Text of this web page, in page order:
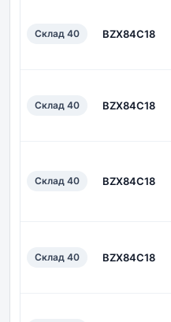
Склад 40 BZX84C18
Склад 40 BZX84C18
Склад 40 BZX84C18
Склад 40 BZX84C18